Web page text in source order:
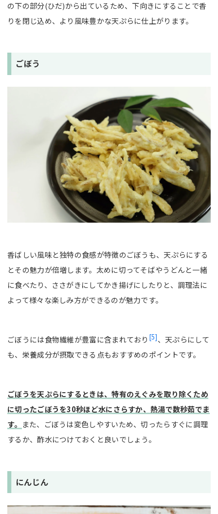
の下の部分(ひだ)から出ているため、下向きにすることで香
りを閉じ込め、より風味豊かな天ぷらに仕上がります。
ごぼう
香ばしい風味と独特の食感が特徴のごぼうも、天ぷらにする
とその魅力が倍増します。太めに切ってそばやうどんと一緒
に食べたり、ささがきにしてかき揚げにしたりと、調理法に
よって様々な楽しみ方ができるのが魅力です。
ごぼうには食物繊維が豊富に含まれており [5]、天ぷらにして
も、栄養成分が摂取できる点もおすすめのポイントです。
ごぼうを天ぷらにするときは、特有のえぐみを取り除くため
に切ったごぼうを30秒ほど水にさらすか、熱湯で数秒茹でま
す。
また、ごぼうは変色しやすいため、切ったらすぐに調理
するか、酢水につけておくと良いでしょう。
にんじん